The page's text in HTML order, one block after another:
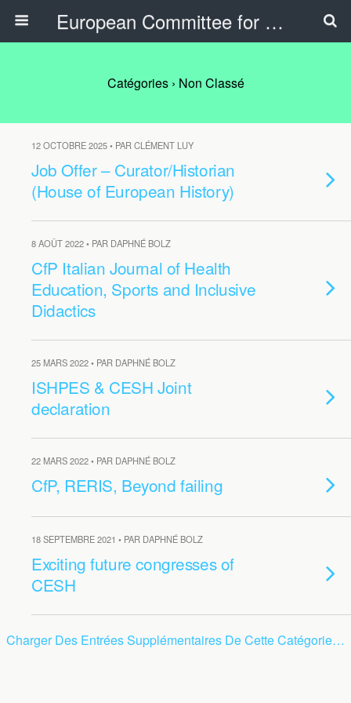
European Committee for Sports History
Catégories › Non Classé
12 OCTOBRE 2025 • PAR CLÉMENT LUY
Job Offer – Curator/Historian
(House of European History)
8 AOÛT 2022 • PAR DAPHNÉ BOLZ
CfP Italian Journal of Health
Education, Sports and Inclusive
Didactics
25 MARS 2022 • PAR DAPHNÉ BOLZ
ISHPES & CESH Joint
declaration
22 MARS 2022 • PAR DAPHNÉ BOLZ
CfP, RERIS, Beyond failing
18 SEPTEMBRE 2021 • PAR DAPHNÉ BOLZ
Exciting future congresses of
CESH
Charger Des Entrées Supplémentaires De Cette Catégorie…